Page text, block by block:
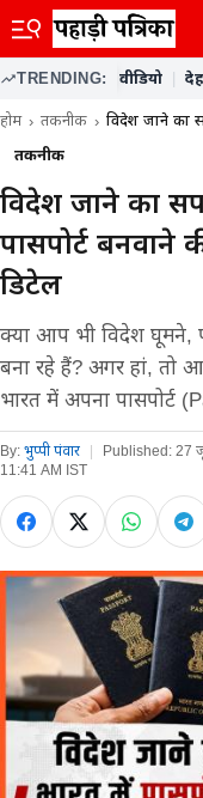
TRENDING: वीडियो
होम तकनीक विदेश जाने का
तकनीक
विदेश जाने का
पासपोर्ट बनवाने
डिटेल
क्या आप भी विदेश घूमने,
बना रहे हैं? अगर हां,
भारत में अपना पासपोर्ट
By: भुप्पी पंवार Published: 27
11:41 AM IST